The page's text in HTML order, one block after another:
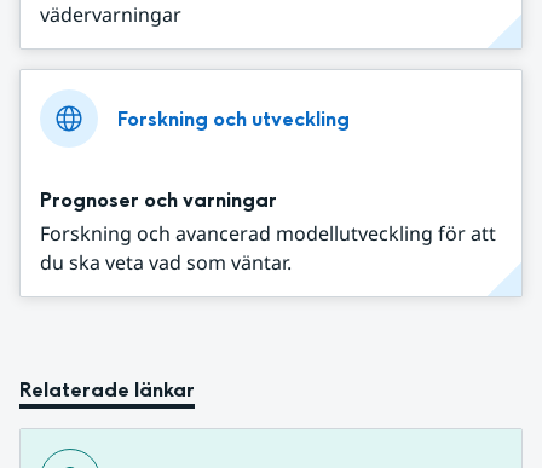
vädervarningar
Forskning och utveckling
Prognoser och varningar
Forskning och avancerad modellutveckling för att
du ska veta vad som väntar.
Relaterade länkar